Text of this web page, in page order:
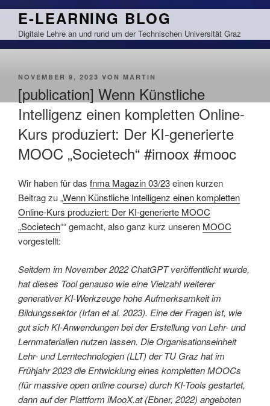
Zum
springen
E-LEARNING BLOG
Digitale Lehre an und rund um der Technischen Universität Graz
VERÖFFENTLICHT
NOVEMBER 9, 2023 VON MARTIN
[publication] Wenn Künstliche
Intelligenz einen kompletten Online-
Kurs produziert: Der KI-generierte
MOOC „Societech“ #imoox #mooc
Wir haben für das fnma Magazin 03/23einen kurzen
Beitrag zu „Wenn Künstliche Intelligenz einen kompletten
Online-Kurs produziert: Der KI-generierte MOOC
„Societech““ gemacht, also ganz kurz unseren MOOC
vorgestellt:
Seitdem im November 2022 ChatGPT veröffentlicht wurde,
hat dieses Tool genauso wie eine Vielzahl weiterer
generativer KI-Werkzeuge hohe Aufmerksamkeit im
Bildungssektor (Irfan et al. 2023). Eine der Fragen ist, wie
gut sich KI-Anwendungen bei der Erstellung von Lehr- und
Lernmaterialien nutzen lassen. Die Organisationseinheit
Lehr- und Lerntechnologien (LLT) der TU Graz hat im
Frühjahr 2023 die Entwicklung eines kompletten MOOCs
(für massive open online course) durch KI-Tools gestartet,
dann auf der Plattform iMooX.at (Ebner, 2022) angeboten